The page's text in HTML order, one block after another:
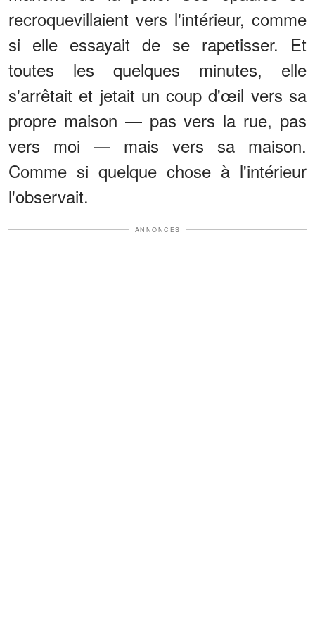
recroquevillaient vers l'intérieur, comme
si elle essayait de se rapetisser. Et
toutes les quelques minutes, elle
s'arrêtait et jetait un coup d'œil vers sa
propre maison — pas vers la rue, pas
vers moi — mais vers sa maison.
Comme si quelque chose à l'intérieur
l'observait.
ANNONCES